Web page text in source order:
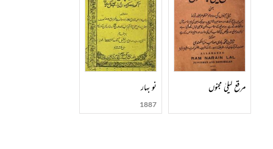
مرقع لیلیٰ مجنوں نو بہار
1887